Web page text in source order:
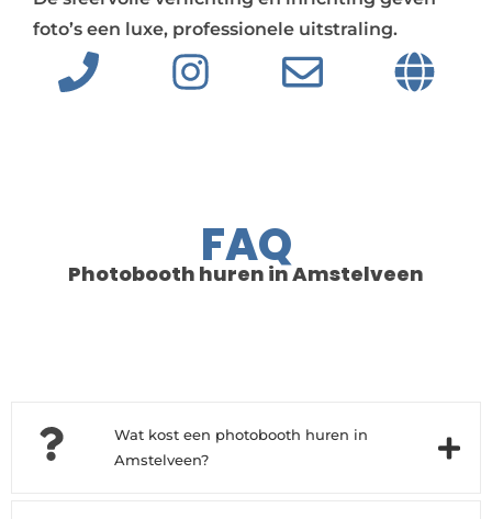
foto’s een luxe, professionele uitstraling.
FAQ
Photobooth huren in Amstelveen
Wat kost een photobooth huren in
Amstelveen?